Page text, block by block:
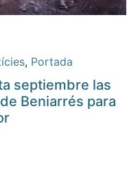
, Portada
septiembre las
Beniarrés para